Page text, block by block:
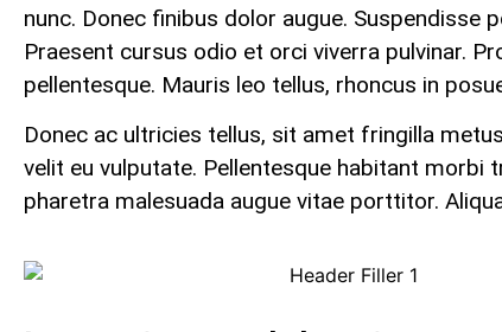
nunc. Donec finibus dolor augue.
Praesent cursus odio et orci viverra pulvinar.
pellentesque. Mauris leo tellus, rhoncus in
Donec ac ultricies tellus, sit amet fringilla
velit eu vulputate. Pellentesque habitant
pharetra malesuada augue vitae porttitor.